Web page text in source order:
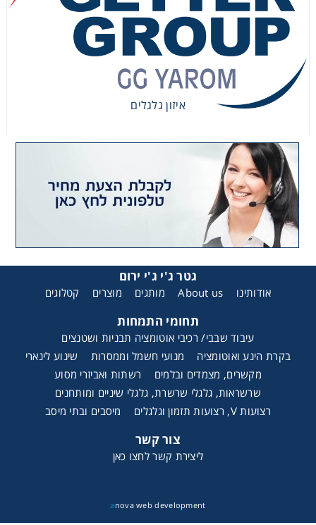
איזון גלגלים
גטר ג'י ג'י ירום
אודותינו About us מותגים מוצרים קטלוגים
תחומי התמחות
עיבוד שבבי/ רכיבי אוטומציה תבניות ושטנצים
בקרת הינע ואוטומציה
מנועי חשמל וממסרות
שינוע לינארי
מקשרים, מצמדים ובלמים
רשתות ואביזרי מסוע
שרשראות, גלגלי שרשרת, גלגלי שיניים ומותחנים
רצועות V, רצועות תזמון וגלגלים
מיסבים ובתי מיסב
צור קשר
ליצירת קשר לחצו כאן
a nova web development
איזון גלגלים